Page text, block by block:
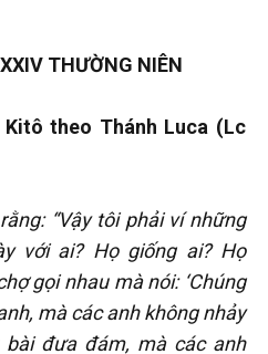
THƯỜNG NIÊN
theo Thánh Luca (Lc
“Vậy tôi phải ví những
với ai? Họ giống ai? Họ
gọi nhau mà nói: ‘Chúng
mà các anh không nhảy
đưa đám, mà các anh